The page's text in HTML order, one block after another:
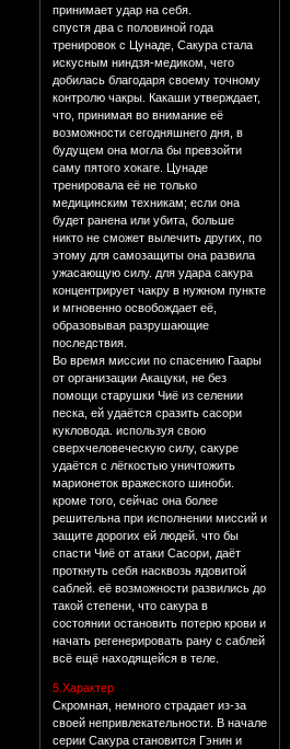
принимает удар на себя.
спустя два с половиной года
тренировок с Цунаде, Сакура стала
искусным ниндзя-медиком, чего
добилась благодаря своему точному
контролю чакры. Какаши утверждает,
что, принимая во внимание её
возможности сегодняшнего дня, в
будущем она могла бы превзойти
саму пятого хокаге. Цунаде
тренировала её не только
медицинским техникам; если она
будет ранена или убита, больше
никто не сможет вылечить других, по
этому для самозащиты она развила
ужасающую силу. для удара сакура
концентрирует чакру в нужном пункте
и мгновенно освобождает её,
образовывая разрушающие
последствия.
Во время миссии по спасению Гаары
от организации Акацуки, не без
помощи старушки Чиё из селении
песка, ей удаётся сразить сасори
кукловода. используя свою
сверхчеловеческую силу, сакуре
удаётся с лёгкостью уничтожить
марионеток вражеского шиноби.
кроме того, сейчас она более
решительна при исполнении миссий и
защите дорогих ей людей. что бы
спасти Чиё от атаки Сасори, даёт
проткнуть себя насквозь ядовитой
саблей. её возможности развились до
такой степени, что сакура в
состоянии остановить потерю крови и
начать регенерировать рану с саблей
всё ещё находящейся в теле.
5.Характер
Скромная, немного страдает из-за
своей непривлекательности. В начале
серии Сакура становится Гэнин и